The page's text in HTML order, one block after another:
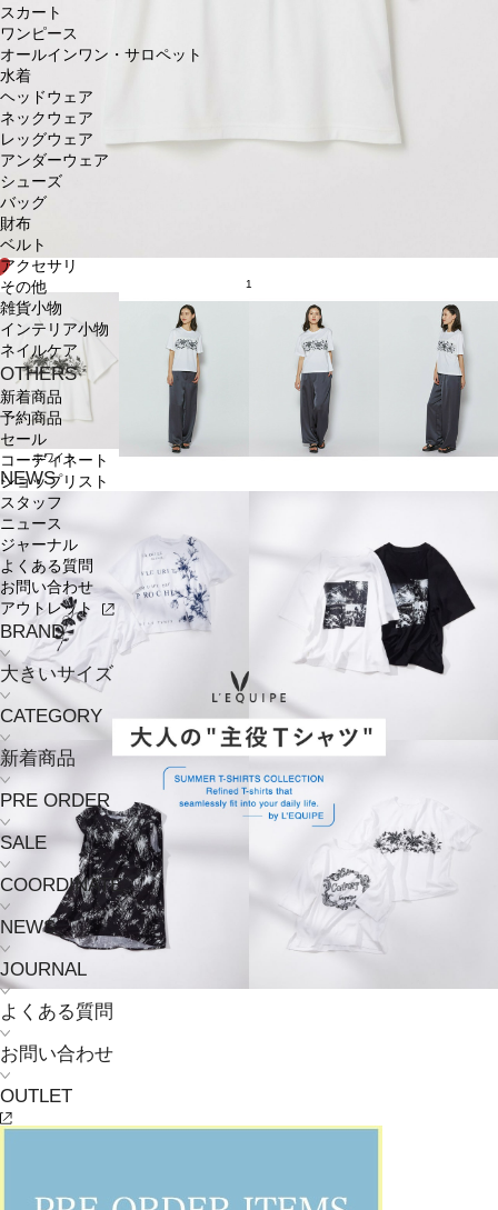
スカート
ワンピース
オールインワン・サロペット
水着
ヘッドウェア
ネックウェア
レッグウェア
アンダーウェア
シューズ
バッグ
財布
ベルト
アクセサリ
その他
雑貨小物
インテリア小物
ネイルケア
OTHERS
新着商品
予約商品
セール
コーディネート
ショップリスト
スタッフ
ニュース
ジャーナル
よくある質問
お問い合わせ
アウトレット
BRAND
大きいサイズ
CATEGORY
新着商品
PRE ORDER
SALE
COORDINATE
NEWS
JOURNAL
よくある質問
お問い合わせ
OUTLET
1
ホワイト
NEWS